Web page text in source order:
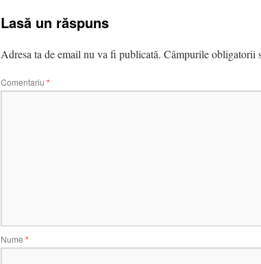
Lasă un răspuns
Adresa ta de email nu va fi publicată. Câmpurile obligatorii
Comentariu *
Nume *